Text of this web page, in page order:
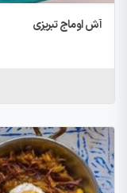
آش اوماج تبریزی